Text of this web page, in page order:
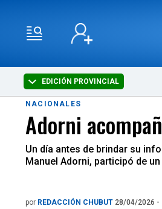
EDICIÓN PROVINCIAL
NACIONALES
Adorni
Un día antes de brindar su
Manuel Adorni, participó de
por REDACCIÓN CHUBUT 28/04/2026 -